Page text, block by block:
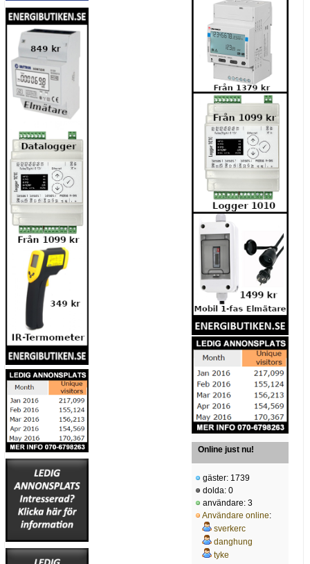
Online just nu!
gäster: 1739
dolda: 0
användare: 3
Användare online:
sverkerc
danghung
tyke